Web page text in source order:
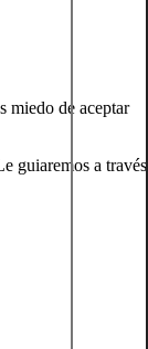
miedo de aceptar
guiaremos a través